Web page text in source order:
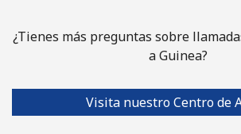
¿Tienes más preguntas sobre
a Guinea?
Visita nuestro Centro de